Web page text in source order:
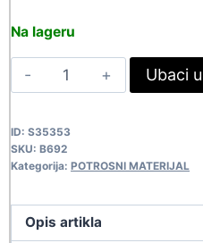
Na lageru
SPREJ
ANTISTATIK
B692
quantity
Ubaci
ID: S35353
SKU: B692
Kategorija: POTROSNI MATERIJAL
Opis artikla